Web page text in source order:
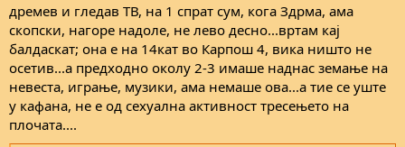
дремев и гледав ТВ, на 1 спрат сум, кога Здрма, ама
скопски, нагоре надоле, не лево десно...вртам кај
балдаскат; она е на 14кат во Карпош 4, вика ништо не
осетив...а предходно околу 2-3 имаше наднас земање на
невеста, играње, музики, ама немаше ова...а тие се уште
у кафана, не е од сехуална активност тресењето на
плочата....